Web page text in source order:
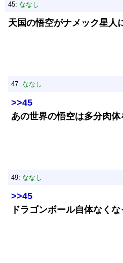
45: ななし
天国の悟空がナメック星人
47: ななし
>>45
あの世界の悟空は多分肉
49: ななし
>>45
ドラゴンボール自体なく